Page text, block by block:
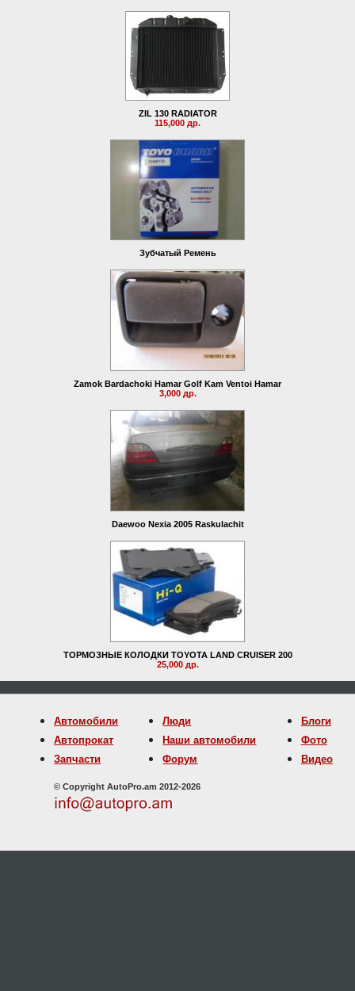
ZIL 130 RADIATOR
115,000 др.
Зубчатый Ремень
Zamok Bardachoki Hamar Golf Kam Ventoi Hamar
3,000 др.
Daewoo Nexia 2005 Raskulachit
ТОРМОЗНЫЕ КОЛОДКИ TOYOTA LAND CRUISER 200
25,000 др.
Автомобили
Автопрокат
Запчасти
Люди
Наши автомобили
Форум
Блоги
Фото
Видео
© Copyright AutoPro.am 2012-2026